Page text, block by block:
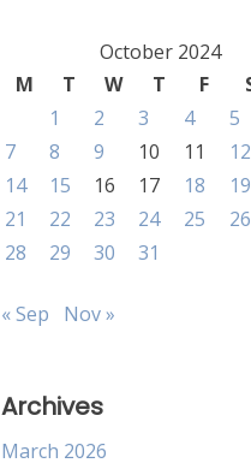
October 2024
M
T W T F
1
2 3 4 5
7
8 9 10 11 12
14
15 16 17 18 19
21
22 23 24 25 26
28
29 30 31
« Sep Nov »
Archives
March 2026